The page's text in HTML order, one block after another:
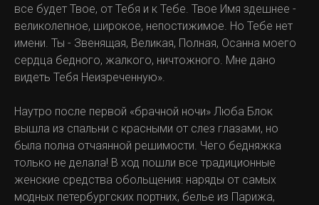
все будет Твое, от Тебя и к Тебе. Твое Имя здешнее -
великолепное, широ­кое, непостижимое. Но Тебе нет
име­ни. Ты - Звенящая, Великая, Полная, Осанна моего
сердца бедного, жалко­го, ничтожного. Мне дано
видеть Те­бя Неизреченную».
Наутро после первой «брачной ночи» Люба Блок
вышла из спальни с красными от слез глазами, но
была полна отчаян­ной решимости. Чего бедняжка
толь­ко не делала! В ход пошли все тради­ционные
женские средства обольще­ния: наряды от самых
модных петербургских портних, белье из Парижа,